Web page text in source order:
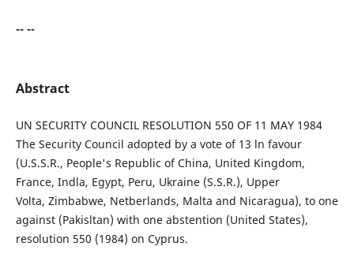
-- --
Abstract
UN SECURITY COUNCIL RESOLUTION 550 OF 11 MAY 1984
The Security Council adopted by a vote of 13 ln favour
(U.S.S.R., People's Republic of China, United Kingdom,
France, Indla, Egypt, Peru, Ukraine (S.S.R.), Upper
Volta, Zimbabwe, Netberlands, Malta and Nicaragua), to one
against (Pakisltan) with one abstention (United States),
resolution 550 (1984) on Cyprus.